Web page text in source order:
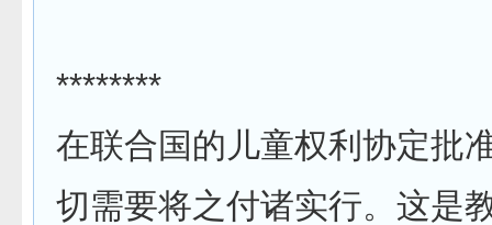
********
在联合国的儿童权利协定批
切需要将之付诸实行。这是